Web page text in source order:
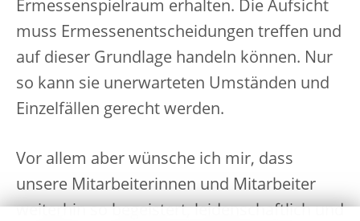
Ermessenspielraum erhalten. Die Aufsicht
muss Ermessenentscheidungen treffen und
auf dieser Grundlage handeln können. Nur
so kann sie unerwarteten Umständen und
Einzelfällen gerecht werden.
Vor allem aber wünsche ich mir, dass
unsere Mitarbeiterinnen und Mitarbeiter
weiterhin so begeistert, leidenschaftlich und